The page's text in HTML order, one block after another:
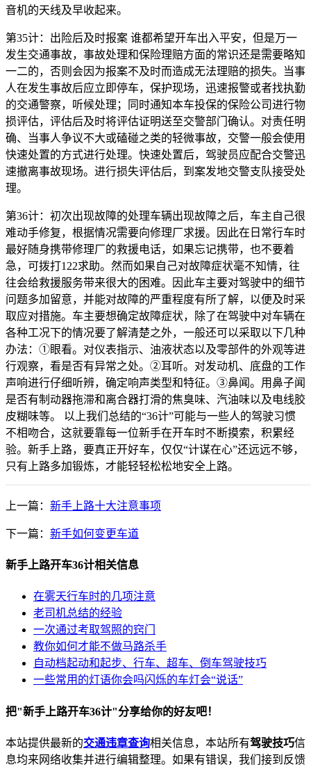
音机的天线及早收起来。
第35计：出险后及时报案 谁都希望开车出入平安，但是万一
发生交通事故，事故处理和保险理赔方面的常识还是需要略知
一二的，否则会因为报案不及时而造成无法理赔的损失。当事
人在发生事故后应立即停车，保护现场，迅速报警或者找执勤
的交通警察，听候处理；同时通知本车投保的保险公司进行物
损评估，评估后及时将评估证明送至交警部门确认。对责任明
确、当事人争议不大或磕碰之类的轻微事故，交警一般会使用
快速处置的方式进行处理。快速处置后，驾驶员应配合交警迅
速撤离事故现场。进行损失评估后，到案发地交警支队接受处
理。
第36计：初次出现故障的处理车辆出现故障之后，车主自己很
难动手修复，根据情况需要向修理厂求援。因此在日常行车时
最好随身携带修理厂的救援电话，如果忘记携带，也不要着
急，可拨打122求助。然而如果自己对故障症状毫不知情，往
往会给救援服务带来很大的困难。因此车主要对驾驶中的细节
问题多加留意，并能对故障的严重程度有所了解，以便及时采
取应对措施。车主要想确定故障症状，除了在驾驶中对车辆在
各种工况下的情况要了解清楚之外，一般还可以采取以下几种
办法：①眼看。对仪表指示、油液状态以及零部件的外观等进
行观察，看是否有异常之处。②耳听。对发动机、底盘的工作
声响进行仔细听辨，确定响声类型和特征。③鼻闻。用鼻子闻
是否有制动器拖滞和离合器打滑的焦臭味、汽油味以及电线胶
皮糊味等。 以上我们总结的“36计”可能与一些人的驾驶习惯
不相吻合，这就要靠每一位新手在开车时不断摸索，积累经
验。新手上路，要真正开好车，仅仅“计谋在心”还远远不够，
只有上路多加锻炼，才能轻轻松松地安全上路。
上一篇： 新手上路十大注意事项
下一篇： 新手如何变更车道
新手上路开车36计相关信息
在雾天行车时的几项注意
老司机总结的经验
一次通过考取驾照的窍门
教你如何才能不做马路杀手
自动档起动和起步、行车、超车、倒车驾驶技巧
一些常用的灯语你会吗闪烁的车灯会“说话”
把"新手上路开车36计"分享给你的好友吧！
本站提供最新的交通违章查询相关信息，本站所有驾驶技巧信
息均来网络收集并进行编辑整理。如果有错误，我们接到反馈